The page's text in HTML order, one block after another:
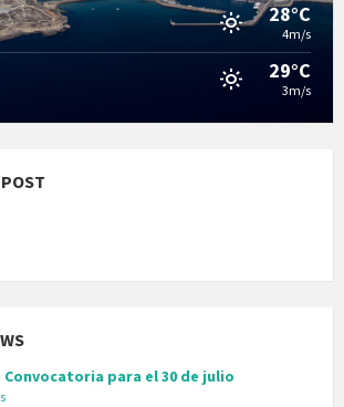
28°C
4m/s
29°C
3m/s
para el 30 de julio